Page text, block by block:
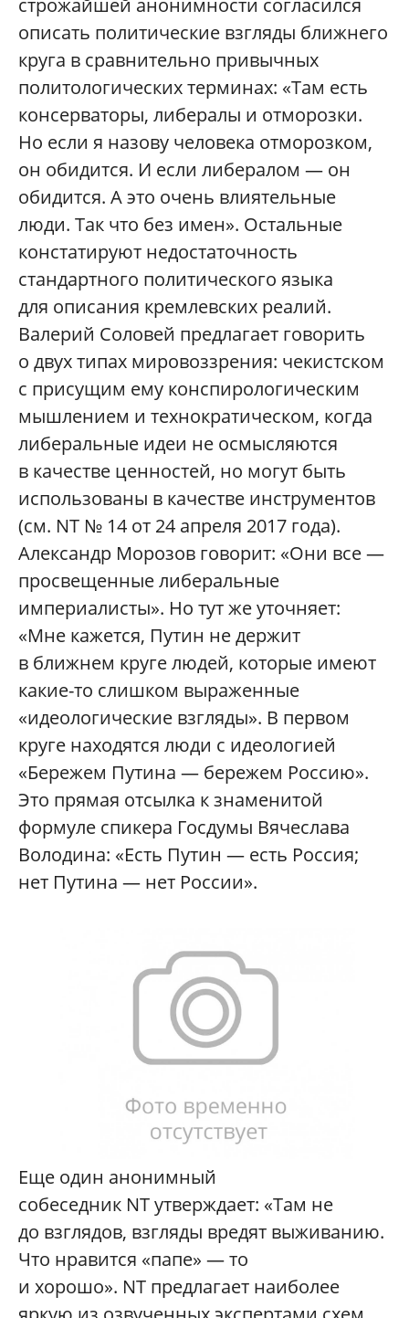
описать политические взгляды ближнего
круга в сравнительно привычных
политологических терминах: «Там есть
консерваторы, либералы и отморозки.
Но если я назову человека отморозком,
он обидится. И если либералом — он
обидится. А это очень влиятельные
люди. Так что без имен». Остальные
констатируют недостаточность
стандартного политического языка
для описания кремлевских реалий.
Валерий Соловей предлагает говорить
о двух типах мировоззрения: чекистском
с присущим ему конспирологическим
мышлением и технократическом, когда
либеральные идеи не осмысляются
в качестве ценностей, но могут быть
использованы в качестве инструментов
(см. NT № 14 от 24 апреля 2017 года).
Александр Морозов говорит: «Они все —
просвещенные либеральные
империалисты». Но тут же уточняет:
«Мне кажется, Путин не держит
в ближнем круге людей, которые имеют
какие-то слишком выраженные
«идеологические взгляды». В первом
круге находятся люди с идеологией
«Бережем Путина — бережем Россию».
Это прямая отсылка к знаменитой
формуле спикера Госдумы Вячеслава
Володина: «Есть Путин — есть Россия;
нет Путина — нет России».
Еще один анонимный
собеседник NT утверждает: «Там не
до взглядов, взгляды вредят выживанию.
Что нравится «папе» — то
и хорошо». NT предлагает наиболее